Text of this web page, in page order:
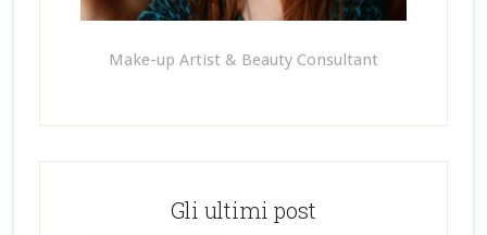
Make-up Artist & Beauty Consultant
Gli ultimi post